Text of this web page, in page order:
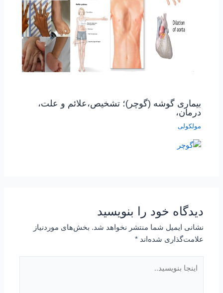
بیماری گوشه (گوچر)؛ تشخیص،علائم و علت،
درمان،
مولکولی
دیدگاه‌ خود را بنویسید
نشانی ایمیل شما منتشر نخواهد شد. بخش‌های موردنیاز
علامت‌گذاری شده‌اند*
بنویسید..